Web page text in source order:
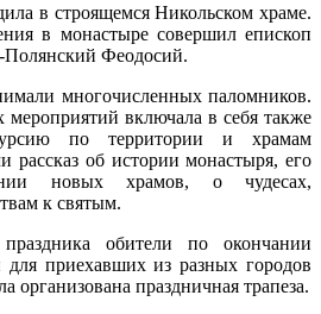
в строящемся Никольском храме.
в монастыре совершил епископ
Полянский Феодосий.
многочисленных паломников.
включала в себя также
по территории и храмам
рассказ об истории монастыря, его
новых храмов, о чудесах,
к святым.
обители по окончании
для приехавших из разных городов
организована праздничная трапеза.